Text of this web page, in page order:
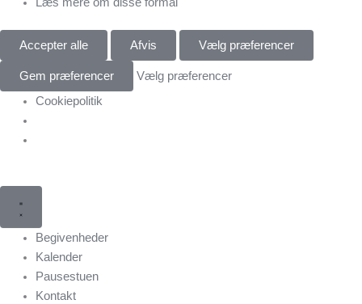
Accepter alle Afvis Vælg præferencer
Gem præferencer
Vælg præferencer
Cookiepolitik
Begivenheder
Kalender
Pausestuen
Kontakt